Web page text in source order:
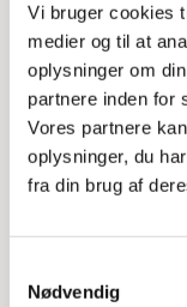
Vi bruger cookies
medier og til at
oplysninger om
partnere inden for
Vores partnere
oplysninger, du
fra din brug af
Nødvendig
Sammen fandt de
nogle midler fra
et kursus
Siden har de
deres første
Indtil videre er